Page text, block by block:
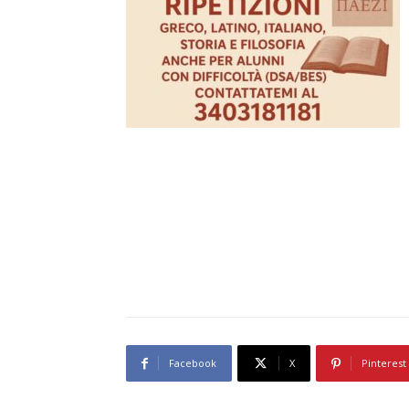
Facebook X Pinterest